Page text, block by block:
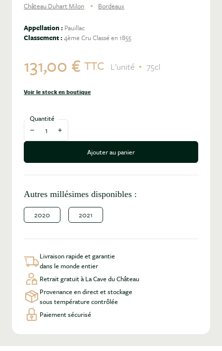
Château Duhart Milon Bordeaux
Appellation : Pauillac
Classement :4ème Cru Classé en 1855
131,00 € TTC L'unité 75cl
Voir le stock en boutique
Quantité
Diminuer la quantité
Augmenter la quantité
Ajouter au panier
Autres millésimes disponibles :
2020 2021
Livraison rapide et garantie
dans le monde entier
Retrait gratuit à La Cave du Château
Provenance en direct et stockage
sous température contrôlée
Paiement sécurisé